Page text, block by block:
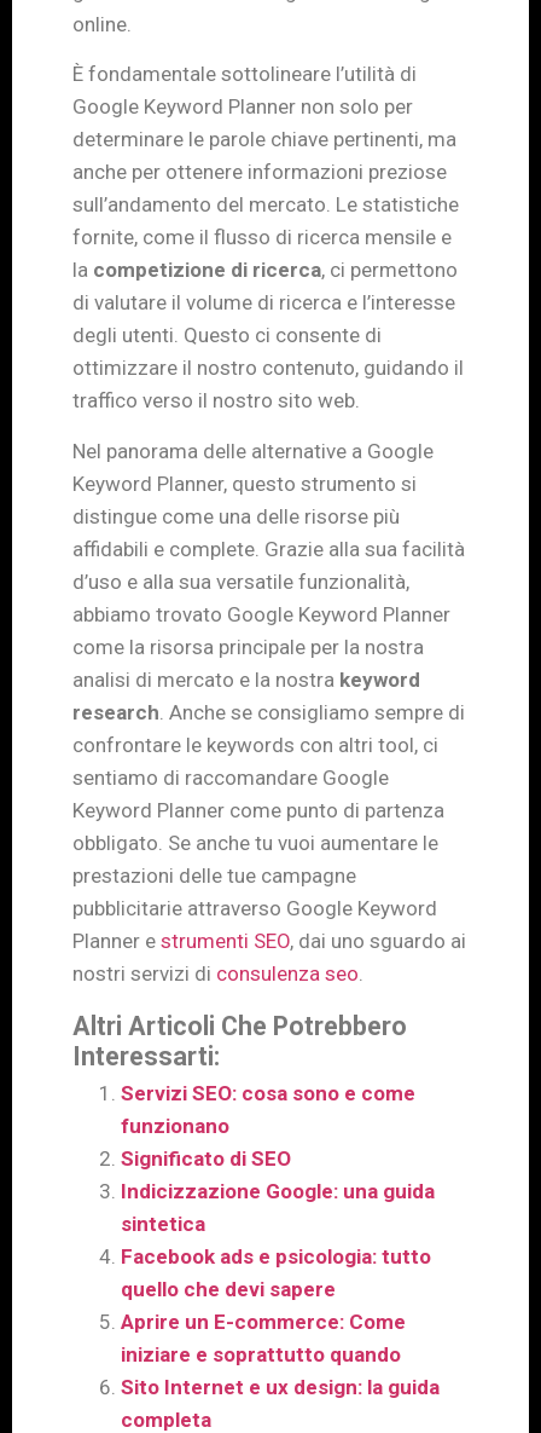
online.
È fondamentale sottolineare l’utilità di
Google Keyword Planner non solo per
determinare le parole chiave pertinenti, ma
anche per ottenere informazioni preziose
sull’andamento del mercato. Le statistiche
fornite, come il flusso di ricerca mensile e
la competizione di ricerca, ci permettono
di valutare il volume di ricerca e l’interesse
degli utenti. Questo ci consente di
ottimizzare il nostro contenuto, guidando il
traffico verso il nostro sito web.
Nel panorama delle alternative a Google
Keyword Planner, questo strumento si
distingue come una delle risorse più
affidabili e complete. Grazie alla sua facilità
d’uso e alla sua versatile funzionalità,
abbiamo trovato Google Keyword Planner
come la risorsa principale per la nostra
analisi di mercato e la nostra keyword
research . Anche se consigliamo sempre di
confrontare le keywords con altri tool, ci
sentiamo di raccomandare Google
Keyword Planner come punto di partenza
obbligato. Se anche tu vuoi aumentare le
prestazioni delle tue campagne
pubblicitarie attraverso Google Keyword
Planner e strumenti SEO, dai uno sguardo ai
nostri servizi di consulenza seo
Altri Articoli Che Potrebbero
Interessarti:
Servizi SEO: cosa sono e come
funzionano
Significato di SEO
Indicizzazione Google: una guida
sintetica
Facebook ads e psicologia: tutto
quello che devi sapere
Aprire un E-commerce: Come
iniziare e soprattutto quando
Sito Internet e ux design: la guida
completa